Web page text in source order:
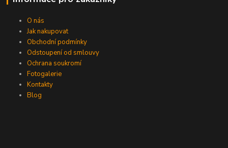
O nás
Jak nakupovat
Obchodní podmínky
Odstoupení od smlouvy
Ochrana soukromí
Fotogalerie
Kontakty
Blog